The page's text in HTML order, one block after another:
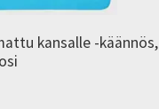
kansalle -käännös,